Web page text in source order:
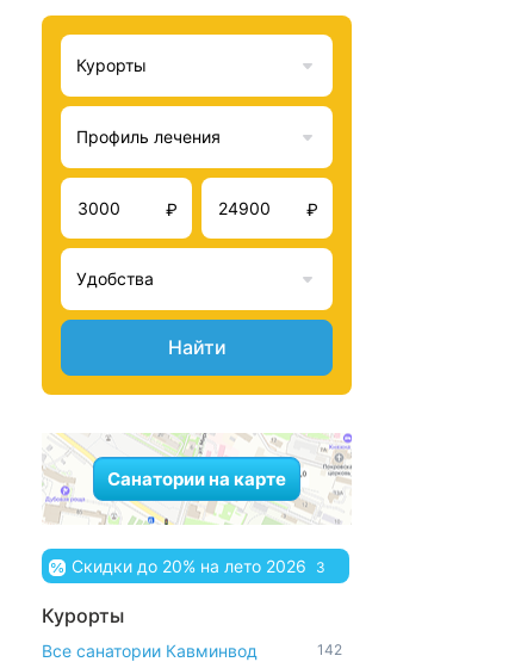
Курорты
Профиль лечения
₽ ₽
Удобства
Найти
Санатории на карте
Скидки до 20% на лето 2026 3
Курорты
Все санатории Кавминвод 142